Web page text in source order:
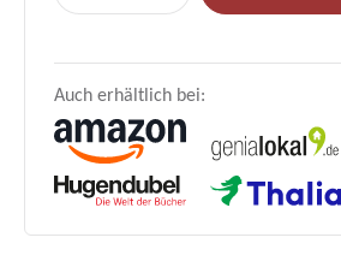
Auch erhältlich bei: